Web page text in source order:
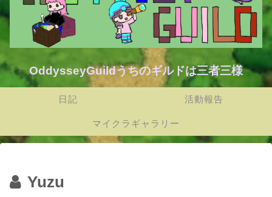
OddysseyGuildうちのギルドは三者三様
日記 活動報告
マイクラギャラリー
Yuzu